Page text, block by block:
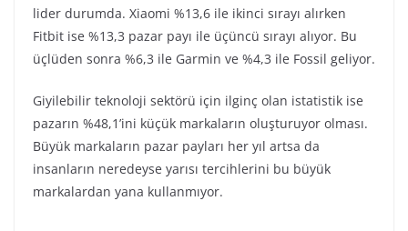
lider durumda. Xiaomi %13,6 ile ikinci sırayı alırken
Fitbit ise %13,3 pazar payı ile üçüncü sırayı alıyor. Bu
üçlüden sonra %6,3 ile Garmin ve %4,3 ile Fossil geliyor.
Giyilebilir teknoloji sektörü için ilginç olan istatistik ise
pazarın %48,1’ini küçük markaların oluşturuyor olması.
Büyük markaların pazar payları her yıl artsa da
insanların neredeyse yarısı tercihlerini bu büyük
markalardan yana kullanmıyor.